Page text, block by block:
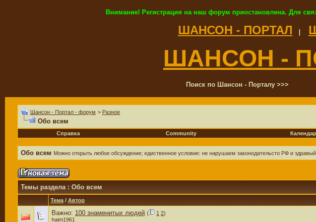
Внимание! Регистрация на наш форум приостановлена. Для
ШАНСОН - ПОРТАЛ
ШАНСОН -
Поиск по Шансон - Порталу >>>
Шансон - Портал - форум > Разное
Обо всем
Справка
Community
Обо всем Можно открыть любое обсуждение; едиственное условие: не нарушаем законодательсто РФ и
Темы раздела: Обо всем
Тема / Автор
Важно: 100 знаменитых людей ( 1 2)
haim1961